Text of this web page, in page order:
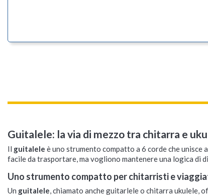
Guitalele: la via di mezzo tra chitarra e
Il guitalele è uno strumento compatto a 6 corde che
facile da trasportare, ma vogliono mantenere una logica di
Uno strumento compatto per chitarristi e
Un guitalele, chiamato anche guitarlele o chitarra ukulele,